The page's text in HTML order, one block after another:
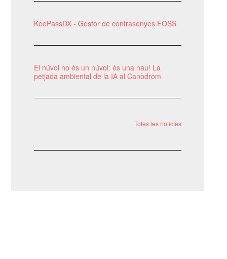
KeePassDX - Gestor de contrasenyes FOSS
El núvol no és un núvol: és una nau! La
petjada ambiental de la IA al Canòdrom
Totes les notícies